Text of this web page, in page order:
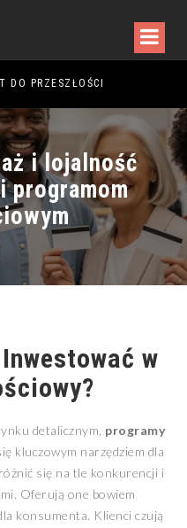
DO PRZESZŁOŚCI
i lojalność
w
detalicznym, programy
kluczowym narzędziem dla
się na tle konkurencji i
Oferują one bowiem
konsumenta. Klienci czują